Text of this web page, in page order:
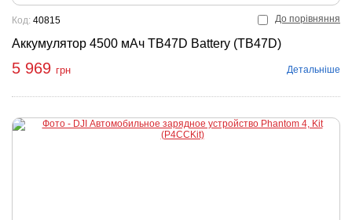
До порівняння
Аккумулятор 4500 мАч TB47D Battery (TB47D)
Код: 40815
5 969 грн Детальніше